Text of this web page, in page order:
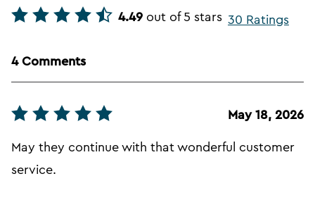
4.49 out of 5 stars 30 Ratings
4 Comments
May 18, 2026
May they continue with that wonderful customer
service.